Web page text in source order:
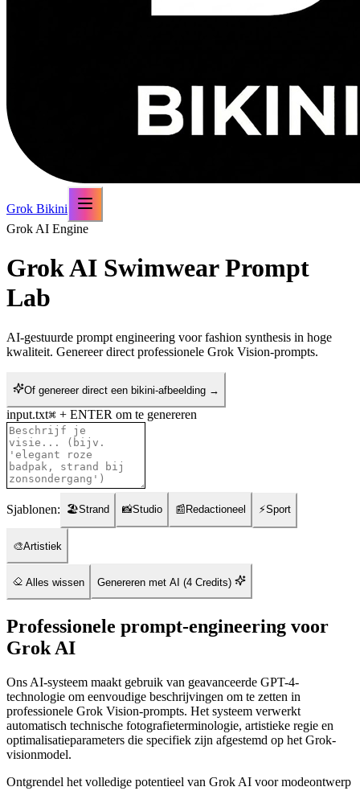
Grok Bikini
Grok AI Engine
Grok AI Swimwear Prompt
Lab
AI-gestuurde prompt engineering voor fashion synthesis in hoge
kwaliteit. Genereer direct professionele Grok Vision-prompts.
Of genereer direct een bikini-afbeelding →
input.txt + ENTER om te genereren
Sjablonen: 🏖️Strand 📸Studio 📰 Redactioneel ⚡Sport
🎨Artistiek
Alles wissen Genereren met AI (4 Credits)
Professionele prompt-engineering voor
Grok AI
Ons AI-systeem maakt gebruik van geavanceerde GPT-4-
technologie om eenvoudige beschrijvingen om te zetten in
professionele Grok Vision-prompts. Het systeem verwerkt
automatisch technische fotografieterminologie, artistieke regie en
optimalisatieparameters die specifiek zijn afgestemd op het Grok-
visionmodel.
Ontgrendel het volledige potentieel van Grok AI voor modeontwerp